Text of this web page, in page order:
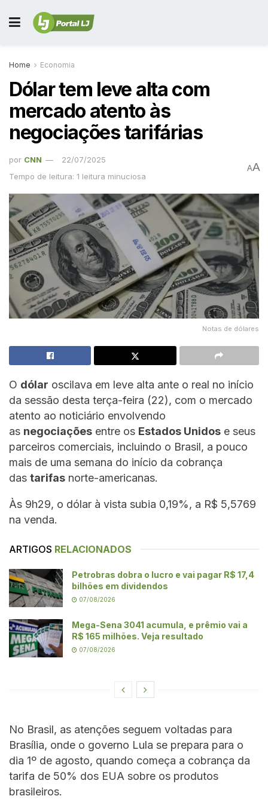
Home Economia
Dólar tem leve alta com
mercado atento às
negociações tarifárias
por CNN
22/07/2025
Tempo de leitura: 1 leitura minuciosa
AA
Notas de dólares
O dólar oscilava em leve alta ante o real no início
da sessão desta terça-feira (22), com o mercado
atento ao noticiário envolvendo
as negociações entre os Estados Unidos e seus
parceiros comerciais, incluindo o Brasil, a pouco
mais de uma semana do início da cobrança
das tarifas norte-americanas.
Às 9h29, o dólar à vista subia 0,19%, a R$ 5,5769
na venda.
ARTIGOS RELACIONADOS
Petrobras dobra o lucro e vai pagar R$ 17,4
bilhões em dividendos
07/08/2026
Mega-Sena 3041 acumula, e prêmio vai a
R$ 165 milhões. Veja resultado
07/08/2026
No Brasil, as atenções seguem voltadas para
Brasília, onde o governo Lula se prepara para o
dia 1º de agosto, quando começa a cobrança da
tarifa de 50% dos EUA sobre os produtos
brasileiros.